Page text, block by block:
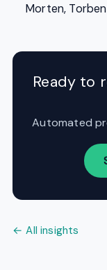
Morten,
Ready to
Automated
← All insights